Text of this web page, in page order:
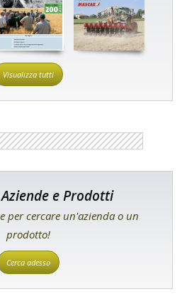
Visualizza tutti
e Prodotti
per cercare un'azienda o un
prodotto!
Cerca adesso